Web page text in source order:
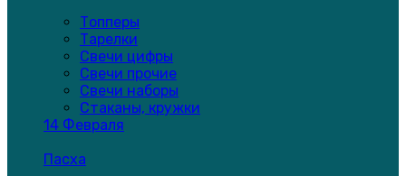
Топперы
Тарелки
Свечи цифры
Свечи прочие
Свечи наборы
Стаканы, кружки
14 Февраля
Пасха